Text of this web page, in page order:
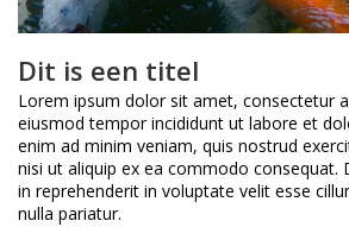
Dit is een titel
Lorem ipsum dolor sit amet, consectetur
eiusmod tempor incididunt ut labore et
enim ad minim veniam, quis nostrud
nisi ut aliquip ex ea commodo consequat.
in reprehenderit in voluptate velit esse
nulla pariatur.